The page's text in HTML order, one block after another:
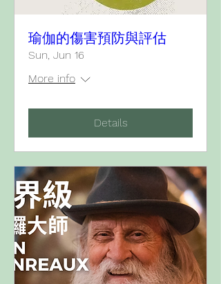
瑜伽的傷害預防與評估
Sun, Jun 16
More info
Details